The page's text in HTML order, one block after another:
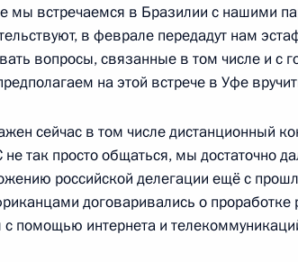
Совета по науке и образованию
с судьями Конституционного Суда
года, 16:30
мы встречаемся в Бразилии с нашими
в феврале передадут нам
вопросы, связанные в том числе и с
на этой встрече в Уфе
сейчас в том числе дистанционный
так просто общаться, мы достаточно
российской делегации ещё с
договаривались о проработке
с помощью интернета и